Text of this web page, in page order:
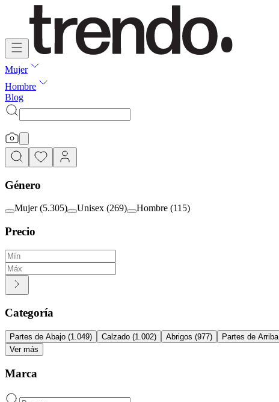
Mujer
Hombre
Blog
Género
Mujer (5.305) Unisex (269) Hombre (115)
Precio
Categoría
Partes de Abajo (1.049) Calzado (1.002) Abrigos (977) Partes de Arriba
Ver más
Marca